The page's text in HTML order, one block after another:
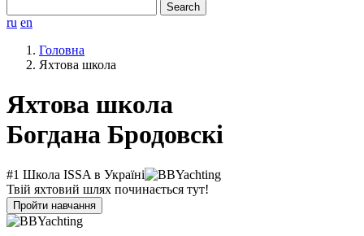
for:
ru en
Головна
Яхтова школа
Яхтова школа
Богдана Бродовскі
#1 Школа ISSA в Україні
Твій яхтовий шлях починається тут!
Пройти навчання